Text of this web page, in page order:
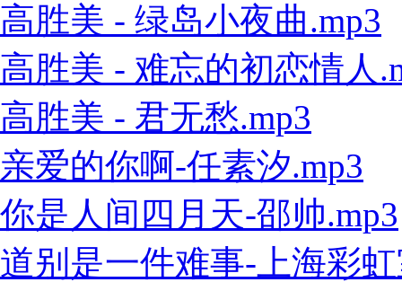
高胜美 - 绿岛小夜曲.mp3
高胜美 - 难忘的初恋情人
高胜美 - 君无愁.mp3
亲爱的你啊-任素汐.mp3
你是人间四月天-邵帅.mp3
道别是一件难事-上海彩